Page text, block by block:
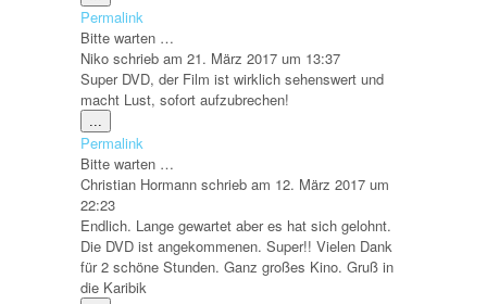
Metabox
ein-/ausblenden.
Permalink
Bitte warten …
Niko schrieb am 21. März 2017 um 13:37
Super DVD, der Film ist wirklich sehenswert und
macht Lust, sofort aufzubrechen!
Metabox
ein-/ausblenden.
Permalink
Bitte warten …
Christian Hormann schrieb am 12. März 2017 um
22:23
Endlich. Lange gewartet aber es hat sich gelohnt.
Die DVD ist angekommenen. Super!! Vielen Dank
für 2 schöne Stunden. Ganz großes Kino. Gruß in
die Karibik